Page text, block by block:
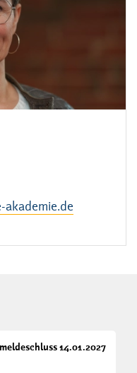
akademie.de
14.01.2027